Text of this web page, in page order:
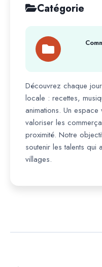
Catégorie
Découvrez chaque
locale : recettes,
animations. Un
valoriser les
proximité. Notre
soutenir les talents qui
villages.